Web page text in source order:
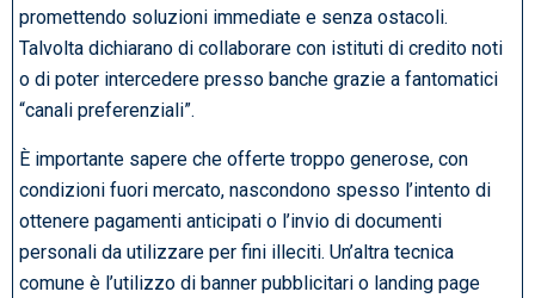
promettendo soluzioni immediate e senza ostacoli.
Talvolta dichiarano di collaborare con istituti di credito noti
o di poter intercedere presso banche grazie a fantomatici
“canali preferenziali”.
È importante sapere che offerte troppo generose, con
condizioni fuori mercato, nascondono spesso l’intento di
ottenere pagamenti anticipati o l’invio di documenti
personali da utilizzare per fini illeciti. Un’altra tecnica
comune è l’utilizzo di banner pubblicitari o landing page